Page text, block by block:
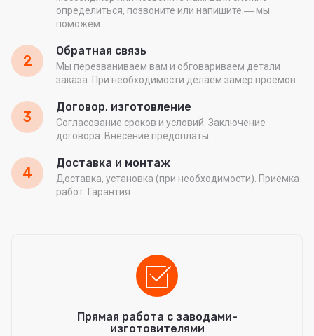
определиться, позвоните или напишите ― мы
поможем
2
Обратная связь
Мы перезваниваем вам и обговариваем детали
заказа. При необходимости делаем замер проёмов
3
Договор, изготовление
Согласование сроков и условий. Заключение
договора. Внесение предоплаты
4
Доставка и монтаж
Доставка, установка (при необходимости). Приёмка
работ. Гарантия
Прямая работа с заводами-
изготовителями